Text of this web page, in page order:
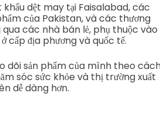
dệt may tại Faisalabad, các
của Pakistan, và các thương
các nhà bán lẻ, phụ thuộc vào
cấp địa phương và quốc tế.
dõi sản phẩm của mình theo
sóc sức khỏe và thị trường xuất
dễ dàng hơn.